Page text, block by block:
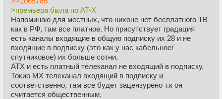
>премьера была по AT-X
Напоминаю для местных, что нихоне нет бесплатного ТВ
как в РФ, там все платное. Но присутствует градация
есть каналы входящие в общую подписку их 28 и не
входящие в подписку (это как у нас кабельное/
спутниковое) их больше сотни.
АТХ и есть платный телеканал не входящий в подписку.
Токио МХ телеканал входящий в подписку и
соответственно, там все будет зацензурено т.к он
считается общественным.